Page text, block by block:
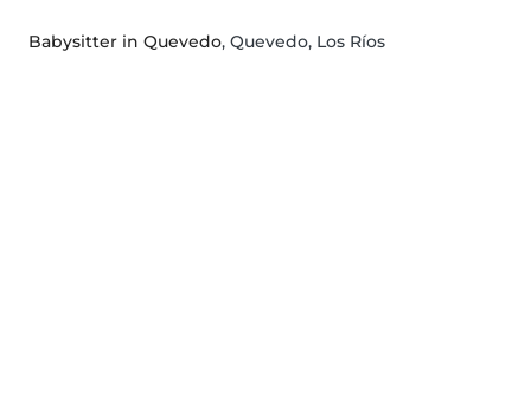
Babysitter in Quevedo, Quevedo, Los Ríos